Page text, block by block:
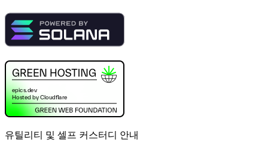
유틸리티 및 셀프 커스터디 안내